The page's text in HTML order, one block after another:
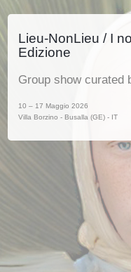
Lieu-NonLieu / I
Edizione
Group show curated
10 – 17 Maggio 2026
Villa Borzino - Busalla (GE) - IT